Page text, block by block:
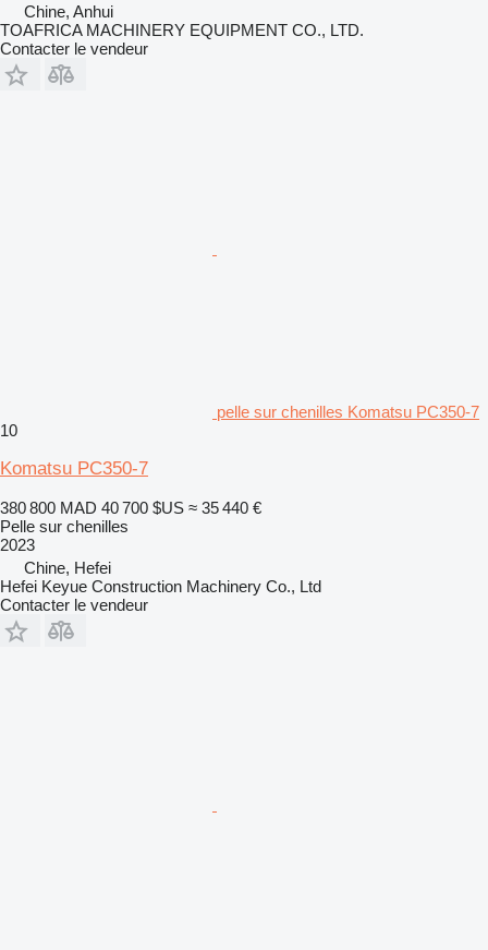
Chine, Anhui
TOAFRICA MACHINERY EQUIPMENT CO., LTD.
Contacter le vendeur
pelle sur chenilles Komatsu PC350-7
10
Komatsu PC350-7
380 800 MAD 40 700 $US ≈ 35 440 €
Pelle sur chenilles
2023
Chine, Hefei
Hefei Keyue Construction Machinery Co., Ltd
Contacter le vendeur